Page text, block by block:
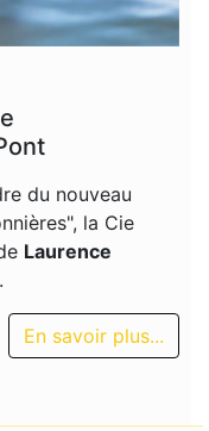
du nouveau
la Cie
Laurence
.
En savoir plus...